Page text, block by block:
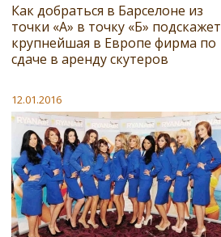
Как добраться в Барселоне из
точки «А» в точку «Б» подскажет
крупнейшая в Европе фирма по
сдаче в аренду скутеров
12.01.2016